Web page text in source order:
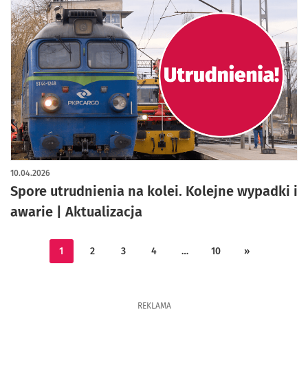
Spore utrudnienia na kolei. Kolejne wypadki i
awarie | Aktualizacja
10.04.2026
1 2 3 4 … 10 »
REKLAMA